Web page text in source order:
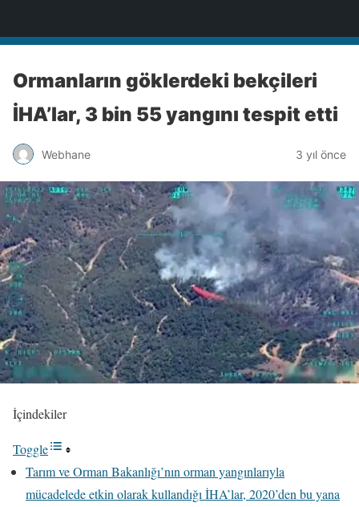
Ormanların göklerdeki bekçileri
İHA’lar, 3 bin 55 yangını tespit etti
Webhane 3 yıl önce
İçindekiler
Toggle
Tarım ve Orman Bakanlığı’nın orman yangınlarıyla
mücadelede etkin olarak kullandığı İHA’lar, 2020’den bu yana